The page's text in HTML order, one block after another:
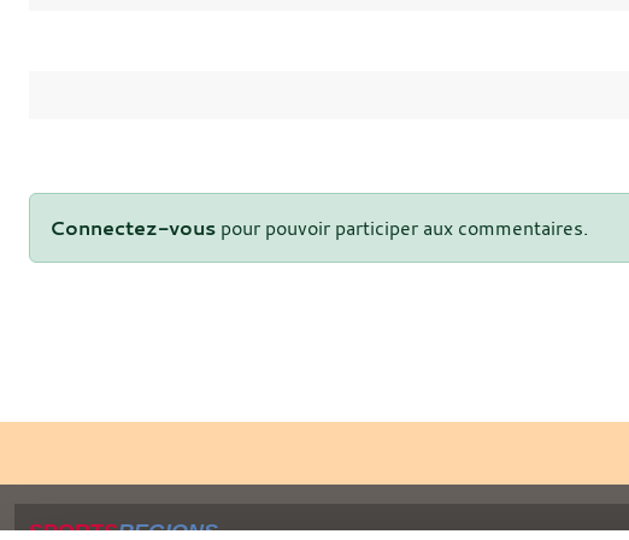
Connectez-vous pour pouvoir participer aux commentaires.
SPORTSREGIONS